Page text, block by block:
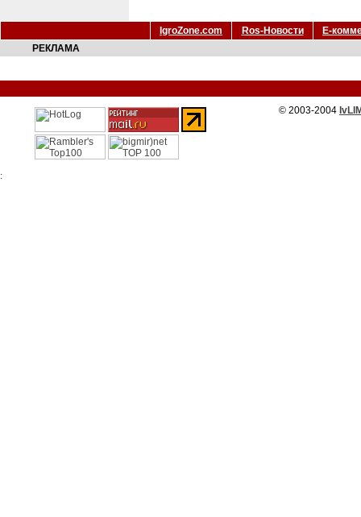
IgroZone.com Ros-Новости
Е-
РЕКЛАМА
© 2003-2004
: